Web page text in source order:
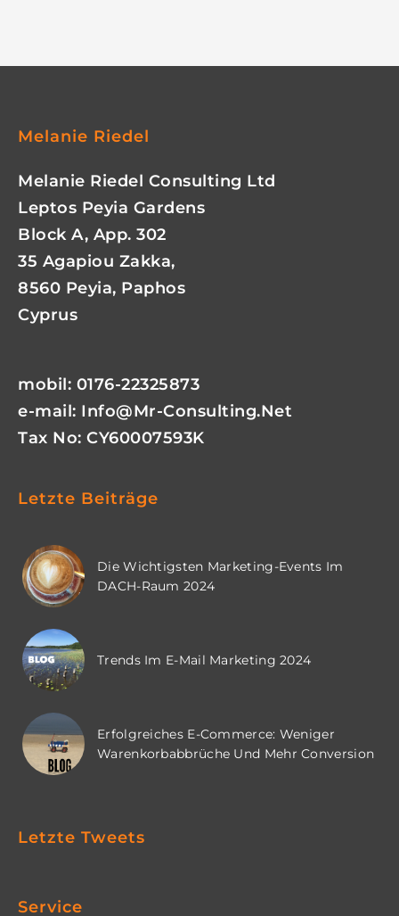
Melanie Riedel
Melanie Riedel Consulting Ltd
Leptos Peyia Gardens
Block A, App. 302
35 Agapiou Zakka,
8560 Peyia, Paphos
Cyprus
mobil: 0176-22325873
e-mail: Info@mr-Consulting.net
Tax No: CY60007593K
Letzte Beiträge
Die Wichtigsten Marketing-Events Im
DACH-Raum 2024
Trends Im E-Mail Marketing 2024
Erfolgreiches E-Commerce: Weniger
Warenkorbabbrüche Und Mehr Conversion
Letzte Tweets
Service